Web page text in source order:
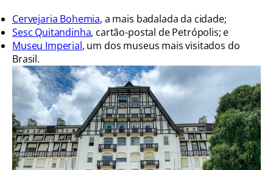
Cervejaria Bohemia, a mais badalada da cidade;
Sesc Quitandinha, cartão-postal de Petrópolis; e
Museu Imperial, um dos museus mais visitados do
Brasil.